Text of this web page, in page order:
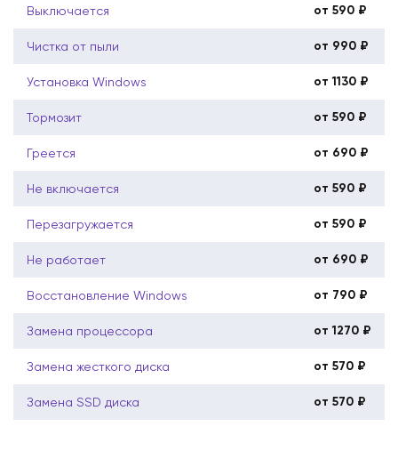
Выключается от 590 ₽
Чистка от пыли от 990 ₽
Установка Windows от 1130 ₽
Тормозит от 590 ₽
Греется от 690 ₽
Не включается от 590 ₽
Перезагружается от 590 ₽
Не работает от 690 ₽
Восстановление Windows от 790 ₽
Замена процессора от 1270 ₽
Замена жесткого диска от 570 ₽
Замена SSD диска от 570 ₽